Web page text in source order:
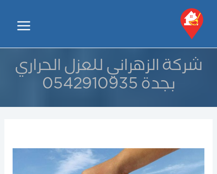
تخطي
المحتوى
Main
Menu
شركة الزهراني للعزل الحراري
بجدة 0542910935